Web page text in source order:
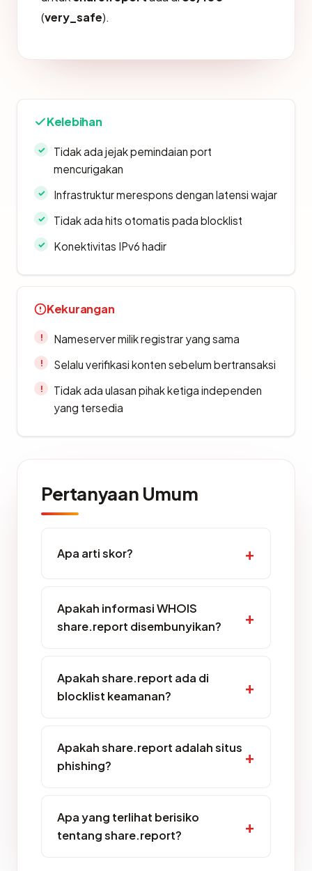
(very_safe).
Kelebihan
Tidak ada jejak pemindaian port
mencurigakan
Infrastruktur merespons dengan latensi wajar
Tidak ada hits otomatis pada blocklist
Konektivitas IPv6 hadir
Kekurangan
Nameserver milik registrar yang sama
Selalu verifikasi konten sebelum bertransaksi
Tidak ada ulasan pihak ketiga independen
yang tersedia
Pertanyaan Umum
Apa arti skor?
Apakah informasi WHOIS
share.report disembunyikan?
Apakah share.report ada di
blocklist keamanan?
Apakah share.report adalah situs
phishing?
Apa yang terlihat berisiko
tentang share.report?